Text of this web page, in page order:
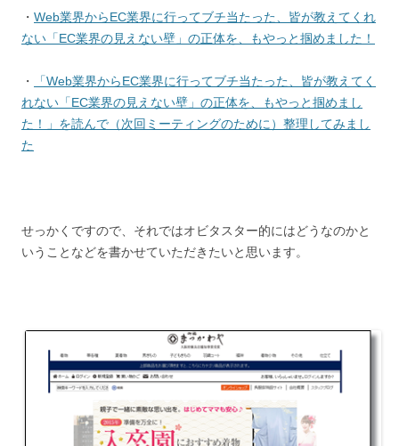
・ Web業界からEC業界に行ってブチ当たった、皆が教えてくれ
ない「EC業界の見えない壁」の正体を、もやっと掴めました！
・
「Web業界からEC業界に行ってブチ当たった、皆が教えてく
れない「EC業界の見えない壁」の正体を、もやっと掴めまし
た！」を読んで（次回ミーティングのために）整理してみまし
た
せっかくですので、それではオビタスター的にはどうなのかと
いうことなどを書かせていただきたいと思います。